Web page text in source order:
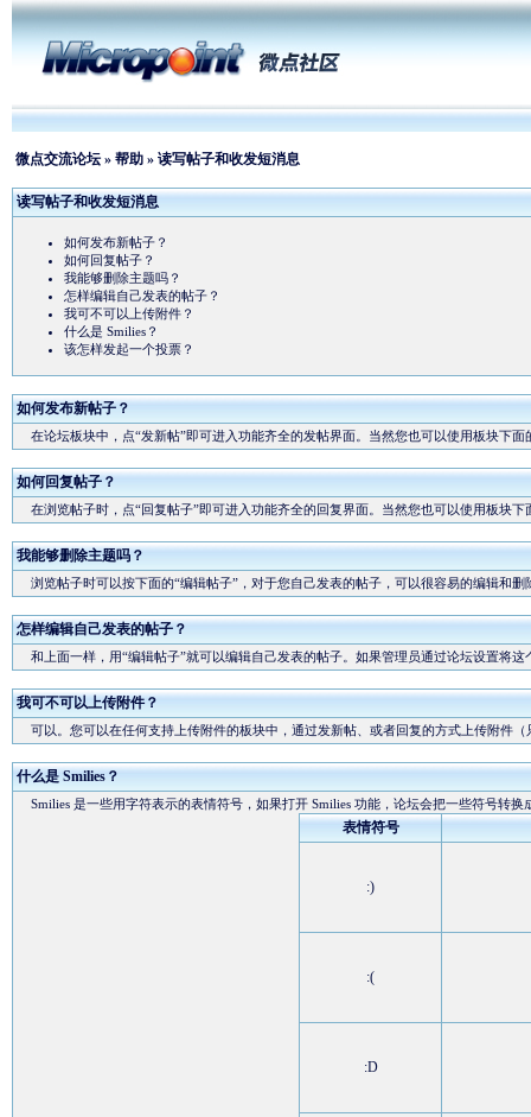
微点交流论坛 » 帮助 » 读写帖子和收发短消息
读写帖子和收发短消息
如何发布新帖子？
如何回复帖子？
我能够删除主题吗？
怎样编辑自己发表的帖子？
我可不可以上传附件？
什么是 Smilies？
该怎样发起一个投票？
如何发布新帖子？
在论坛板块中，点“发新帖”即可进入功能齐全的发帖界面。当然您也可以使用板块下
如何回复帖子？
在浏览帖子时，点“回复帖子”即可进入功能齐全的回复界面。当然您也可以使用板块
我能够删除主题吗？
浏览帖子时可以按下面的“编辑帖子”，对于您自己发表的帖子，可以很容易的编辑和
怎样编辑自己发表的帖子？
和上面一样，用“编辑帖子”就可以编辑自己发表的帖子。如果管理员通过论坛设置将这
我可不可以上传附件？
可以。您可以在任何支持上传附件的板块中，通过发新帖、或者回复的方式上传附件
什么是 Smilies？
Smilies 是一些用字符表示的表情符号，如果打开 Smilies 功能，论坛会把一些符号转
表情符号
:)
:(
:D